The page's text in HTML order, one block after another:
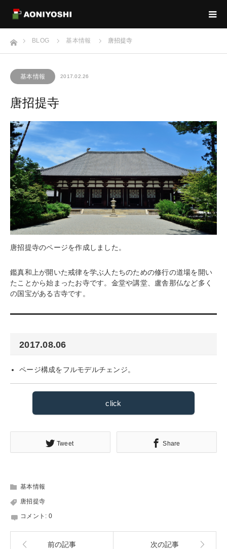
ホームBLOG 基本情報 唐招提寺
基本情報 2017.02.26
唐招提寺
唐招提寺のページを作成しました。
鑑真和上が開いた戒律を学ぶ人たちのための修行の道場を開い
たことから始まったお寺です。金堂や講堂、盧舎那仏など多く
の国宝がある古寺です。
2017.08.06
ページ構成をフルモデルチェンジ。
click
Tweet Share
基本情報
唐招提寺
コメント: 0
前の記事 次の記事